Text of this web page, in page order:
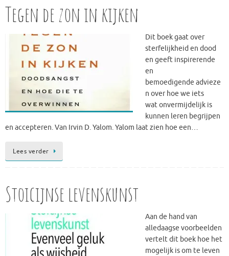
Tegen de zon in kijken
Dit boek gaat over
sterfelijkheid en dood
en geeft inspirerende
en
bemoedigende advieze
n over hoe we iets
wat onvermijdelijk is
kunnen leren begrijpen
en accepteren. Van Irvin D. Yalom. Yalom laat zien hoe een…
Lees verder
Stoicijnse levenskunst
Aan de hand van
alledaagse voorbeelden
vertelt dit boek hoe het
mogelijk is om te leven